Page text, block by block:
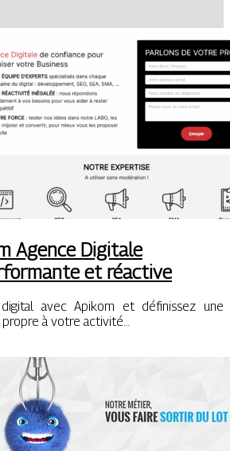
Agence Digitale
et réactive
avec Apikom et définissez une
à votre activité…